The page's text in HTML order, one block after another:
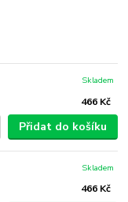
466 Kč
Skladem
Přidat do košíku
466 Kč
Skladem